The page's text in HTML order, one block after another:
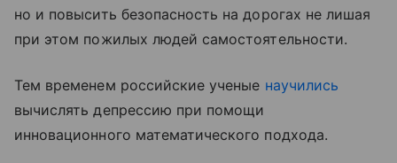
но и повысить безопасность на дорогах не лишая
при этом пожилых людей самостоятельности.
Тем временем российские ученые научились
вычислять депрессию при помощи
инновационного математического подхода.